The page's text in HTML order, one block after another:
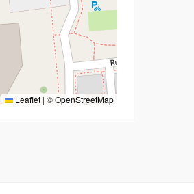
Leaflet | ©OpenStreetMap